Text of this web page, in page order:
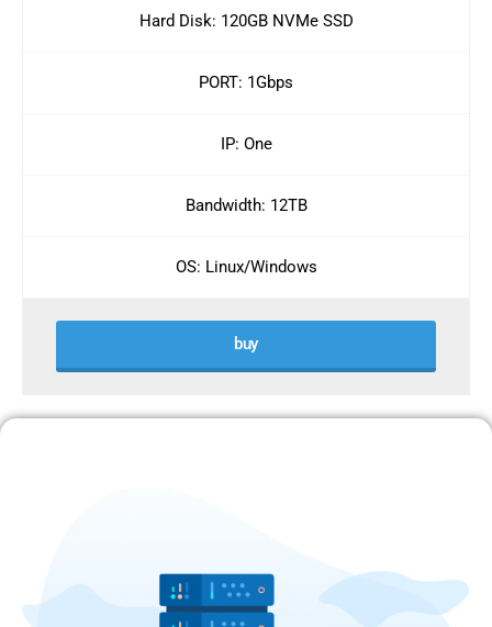
Hard Disk: 120GB NVMe SSD
PORT: 1Gbps
IP: One
Bandwidth: 12TB
OS: Linux/Windows
buy